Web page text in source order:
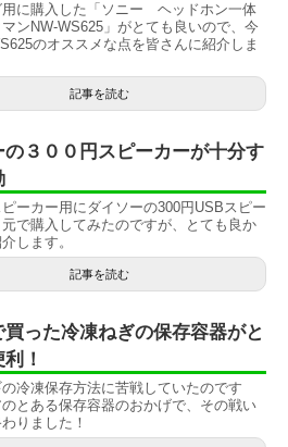
用に購入した「ソニー ヘッドホン一体
ンNW-WS625」がとても良いので、今
のオススメな点を皆さんに紹介しま
記事を読む
の３００円スピーカーが十分す
ーカー用にダイソーの300円USBスピー
で購入してみたのですが、とても良か
します。
記事を読む
買った冷凍ねぎの保存容器がと
！
冷凍保存方法に苦戦していたのです
とある保存容器のおかげで、その戦い
りました！